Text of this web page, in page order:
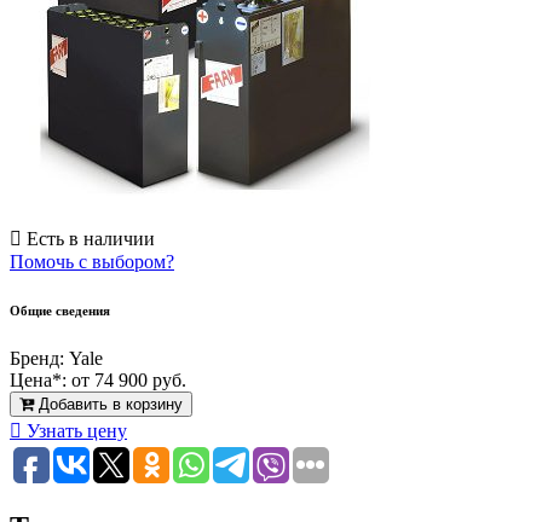
Есть в наличии
Помочь с выбором?
Общие сведения
Бренд: Yale
Цена*: от 74 900 руб.
Добавить в корзину
Узнать цену